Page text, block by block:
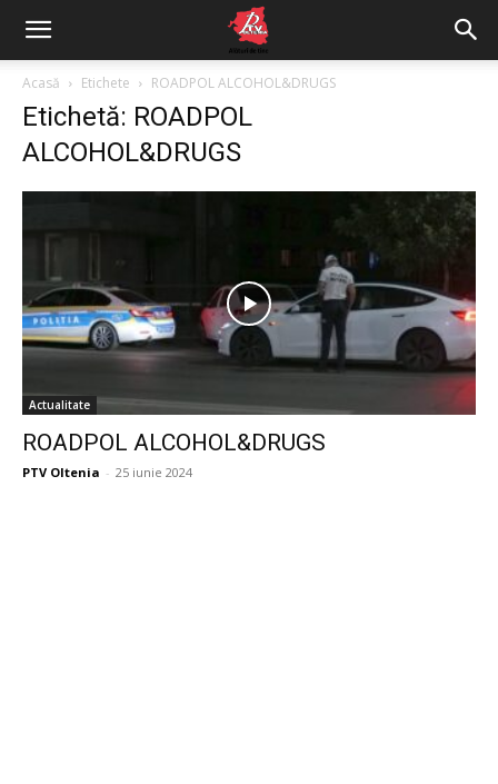
Acasă Etichete ROADPOL ALCOHOL&DRUGS
Etichetă: ROADPOL
ALCOHOL&DRUGS
Actualitate
ROADPOL ALCOHOL&DRUGS
PTV Oltenia - 25 iunie 2024